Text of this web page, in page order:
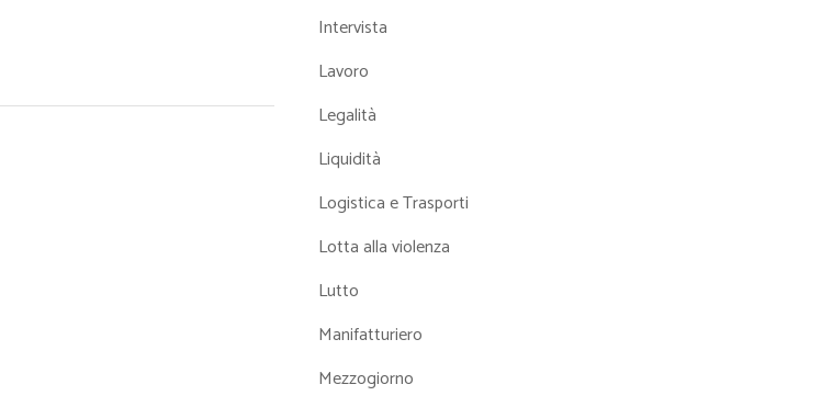
Intervista
Lavoro
Legalità
Liquidità
Logistica e Trasporti
Lotta alla violenza
Lutto
Manifatturiero
Mezzogiorno